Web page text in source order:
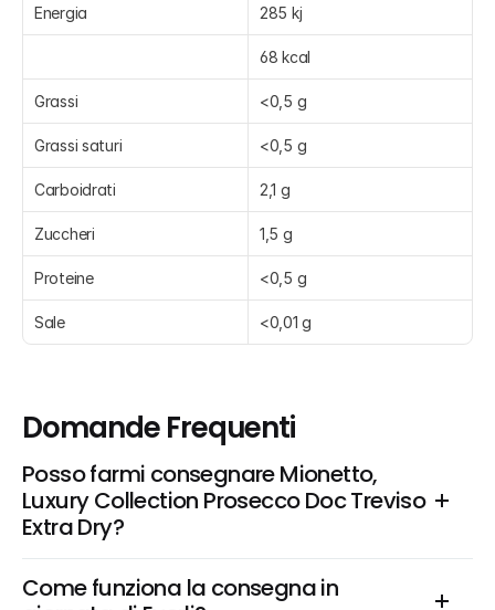
Energia 285 kj
68 kcal
Grassi <0,5 g
Grassi saturi <0,5 g
Carboidrati 2,1 g
Zuccheri 1,5 g
Proteine <0,5 g
Sale <0,01 g
Domande Frequenti
Posso farmi consegnare Mionetto,
Luxury Collection Prosecco Doc Treviso
Extra Dry?
Come funziona la consegna in